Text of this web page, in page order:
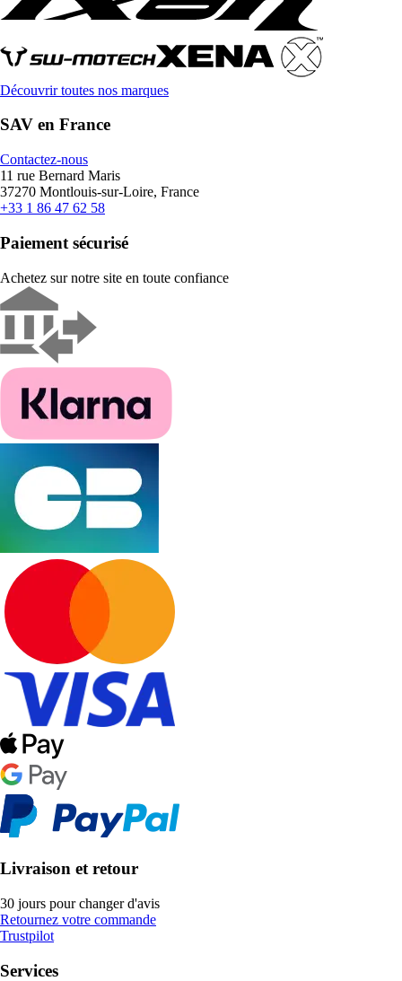
Découvrir toutes nos marques
SAV en France
Contactez-nous
11 rue Bernard Maris
37270 Montlouis-sur-Loire, France
+33 1 86 47 62 58
Paiement sécurisé
Achetez sur notre site en toute confiance
Livraison et retour
30 jours pour changer d'avis
Retournez votre commande
Trustpilot
Services